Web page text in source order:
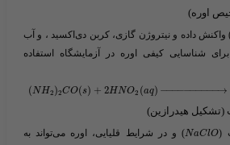
اوره)
واکنش داده و نیتروژن گازی، کربن دی‌اکسید ، و آب
شناسایی کیفی اوره در آزمایشگاه استفاده
(NH2 )2CO(s) + 2HNO2 (aq) − →
−−−−−−−−−
(تشکیل هیدرازین)
(​
NaClO
​) و در شرایط قلیایی، اوره می‌تواند به